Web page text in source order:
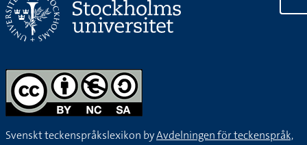
Svenskt teckenspråkslexikon byAvdelningen för teckenspråk,